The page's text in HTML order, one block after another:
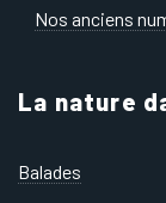
Nos anciens
La nature
Balades